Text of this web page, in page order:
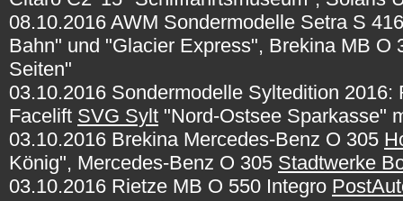
08.10.2016 AWM Sondermodelle Setra S
Bahn" und "Glacier Express", Brekina MB O
Seiten"
03.10.2016 Sondermodelle Syltedition
Facelift SVG Sylt "Nord-Ostsee Sparkasse"
03.10.2016 Brekina Mercedes-Benz O 305
König", Mercedes-Benz O 305 Stadtwerke
03.10.2016 Rietze MB O 550 Integro